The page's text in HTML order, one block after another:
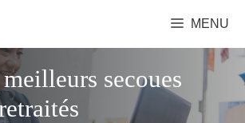
MENU
secoues